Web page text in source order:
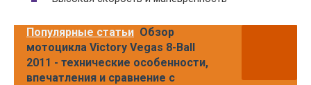
Популярные статьи Обзор
мотоцикла Victory Vegas 8-Ball
2011 - технические особенности,
впечатления и сравнение с